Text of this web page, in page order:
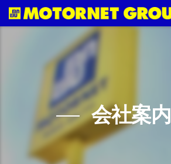
会社案内